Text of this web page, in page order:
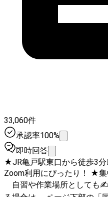
33,060件
承認率100%
即時回答
★JR亀戸駅東口から徒歩3分🚶‍♀️ ★高速Wi-Fiでテレワ
Zoom利用にぴったり！ ★集中できる1人用個室ですので、
自習や作業場所としても✍️◎ ご希望の日時が埋ま